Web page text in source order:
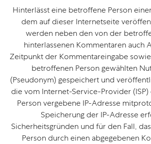
Hinterlässt eine betroffene Person
dem auf dieser Internetseite
werden neben den von der
hinterlassenen Kommentaren auch
Zeitpunkt der Kommentareingabe
betroffenen Person gewählten
(Pseudonym) gespeichert und
die vom Internet-Service-Provider
Person vergebene IP-Adresse
Speicherung der IP-Adresse
Sicherheitsgründen und für den Fall,
Person durch einen abgegebenen